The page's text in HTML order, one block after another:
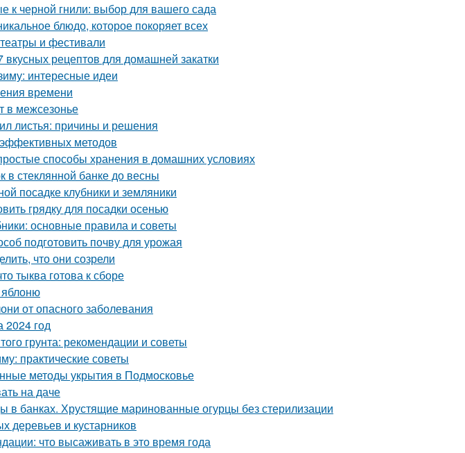
к черной гнили: выбор для вашего сада
блюдо, которое покоряет всех
и фестивали
рецептов для домашней закатки
интересные идеи
времени
в межсезонье
листья: причины и решения
методов
способы хранения в домашних условиях
в стеклянной банке до весны
посадке клубники и земляники
грядку для посадки осенью
основные правила и советы
подготовить почву для урожая
что они созрели
тыква готова к сборе
яблоню
от опасного заболевания
2024 год
грунта: рекомендации и советы
практические советы
методы укрытия в Подмосковье
на даче
в банках. Хрустящие маринованные огурцы без стерилизации
деревьев и кустарников
что высаживать в это время года